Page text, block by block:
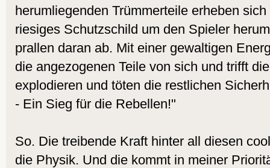
herumliegenden Trümmerteile erheben
riesiges Schutzschild um den Spieler
prallen daran ab. Mit einer gewaltigen
die angezogenen Teile von sich und trifft
explodieren und töten die restlichen
- Ein Sieg für die Rebellen!"
So. Die treibende Kraft hinter all diesen
die Physik. Und die kommt in meiner